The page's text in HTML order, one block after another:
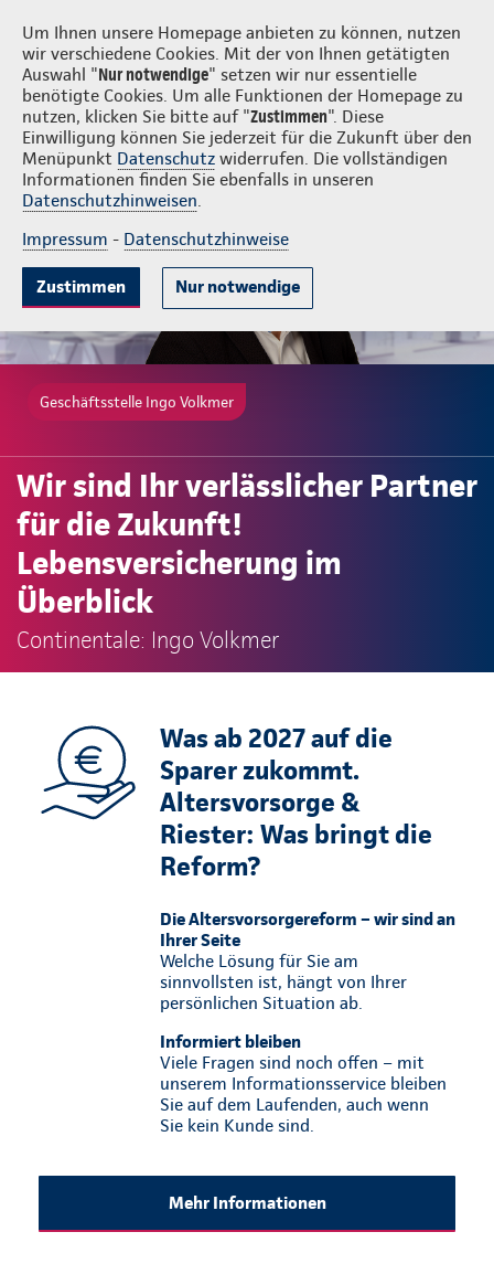
Um Ihnen unsere Homepage anbieten zu können, nutzen
wir verschiedene Cookies. Mit der von Ihnen getätigten
Auswahl "Nur notwendige" setzen wir nur essentielle
benötigte Cookies. Um alle Funktionen der Homepage zu
nutzen, klicken Sie bitte auf "Zustimmen". Diese
Einwilligung können Sie jederzeit für die Zukunft über den
Menüpunkt Datenschutz widerrufen. Die vollständigen
Informationen finden Sie ebenfalls in unseren
Datenschutzhinweisen.
Impressum - Datenschutzhinweise
Zustimmen Nur notwendige
Ingo Volkmer Login
Beliebte Produkte Weitere Angebote Beratung & Angebot
Geschäftsstelle Ingo Volkmer
Wir sind Ihr verlässlicher Partner
für die Zukunft!
Lebensversicherung im
Überblick
Continentale: Ingo Volkmer
Was ab 2027 auf die
Sparer zukommt.
Altersvorsorge &
Riester: Was bringt die
Reform?
Die Altersvorsorgereform – wir sind an
Ihrer Seite
Welche Lösung für Sie am
sinnvollsten ist, hängt von Ihrer
persönlichen Situation ab.
Informiert bleiben
Viele Fragen sind noch offen – mit
unserem Informationsservice bleiben
Sie auf dem Laufenden, auch wenn
Sie kein Kunde sind.
Mehr Informationen